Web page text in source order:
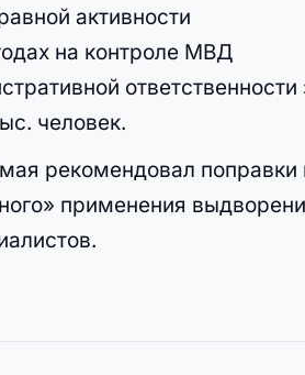
активности
на контроле МВД
ответственности
человек.
рекомендовал поправки
применения